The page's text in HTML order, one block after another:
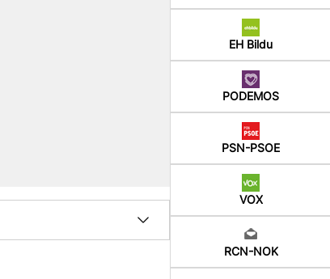
EH Bildu
PODEMOS
PSN-PSOE
VOX
RCN-NOK